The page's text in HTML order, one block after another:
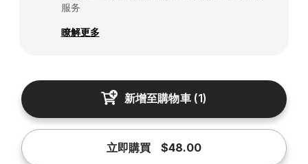
服务
瞭解更多
新增至購物車(1)
立即購買 $48.00